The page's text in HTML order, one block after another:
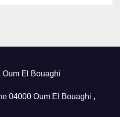
Oum El Bouaghi
04000 Oum El Bouaghi ,